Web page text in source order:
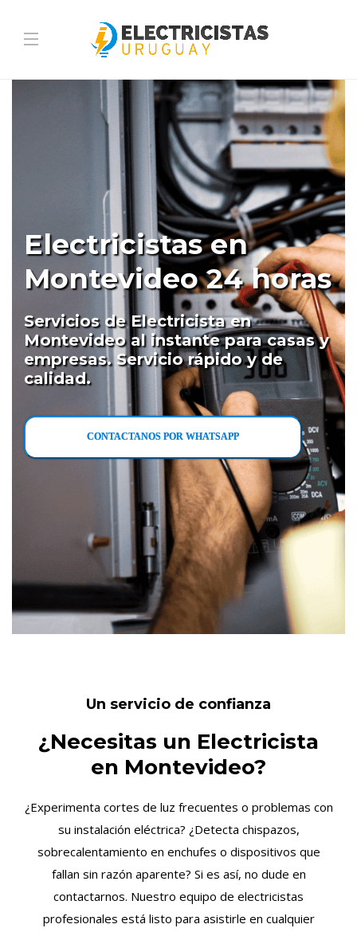
Electricistas en
Montevideo 24 horas
Servicios de Electricista en
Montevideo al instante para casas y
empresas. Servicio rápido y de
calidad.
CONTACTANOS POR WHATSAPP
Un servicio de confianza
¿Necesitas un Electricista
en Montevideo?
¿Experimenta cortes de luz frecuentes o problemas con
su instalación eléctrica? ¿Detecta chispazos,
sobrecalentamiento en enchufes o dispositivos que
fallan sin razón aparente? Si es así, no dude en
contactarnos. Nuestro equipo de electricistas
profesionales está listo para asistirle en cualquier